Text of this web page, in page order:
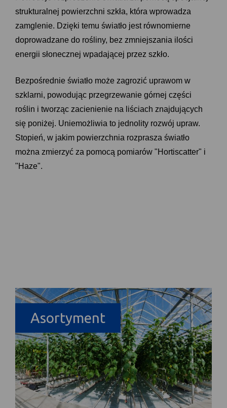
strukturalnej powierzchni szkła, która wprowadza
zamglenie. Dzięki temu światło jest równomierne
doprowadzane do rośliny, bez zmniejszania ilości
energii słonecznej wpadającej przez szkło.
Bezpośrednie światło może zagrozić uprawom w
szklarni, powodując przegrzewanie górnej części
roślin i tworząc zacienienie na liściach znajdujących
się poniżej. Uniemożliwia to jednolity rozwój upraw.
Stopień, w jakim powierzchnia rozprasza światło
można zmierzyć za pomocą pomiarów "Hortiscatter" i
"Haze".
Asortyment